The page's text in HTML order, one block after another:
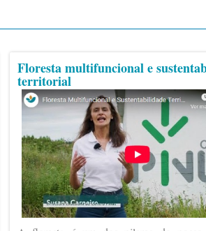
Floresta multifuncional e
territorial